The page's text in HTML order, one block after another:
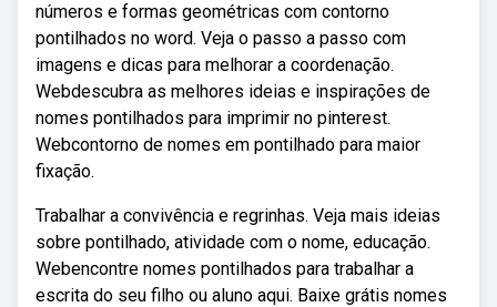
números e formas geométricas com contorno
pontilhados no word. Veja o passo a passo com
imagens e dicas para melhorar a coordenação.
Webdescubra as melhores ideias e inspirações de
nomes pontilhados para imprimir no pinterest.
Webcontorno de nomes em pontilhado para maior
fixação.
Trabalhar a convivência e regrinhas. Veja mais ideias
sobre pontilhado, atividade com o nome, educação.
Webencontre nomes pontilhados para trabalhar a
escrita do seu filho ou aluno aqui. Baixe grátis nomes